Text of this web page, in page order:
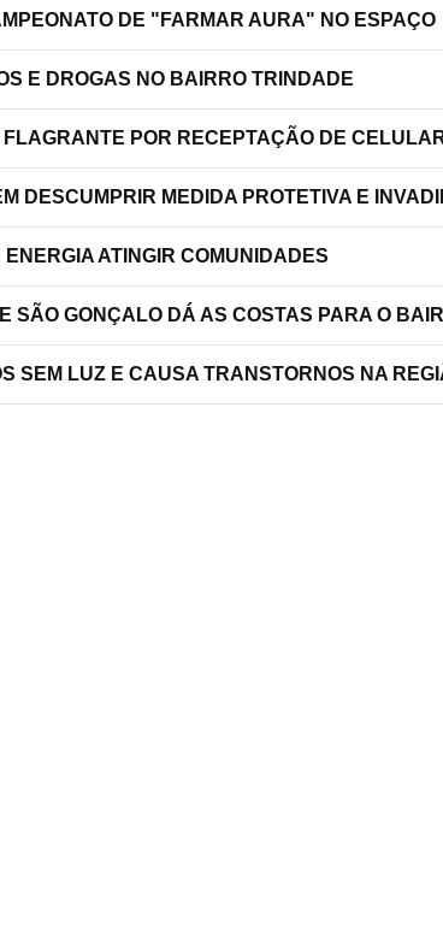
DE "FARMAR AURA" NO ESPAÇO
E DROGAS NO BAIRRO TRINDADE
POR RECEPTAÇÃO DE
DESCUMPRIR MEDIDA PROTETIVA E
ATINGIR COMUNIDADES
SÃO GONÇALO DÁ AS COSTAS PARA O
SEM LUZ E CAUSA TRANSTORNOS NA